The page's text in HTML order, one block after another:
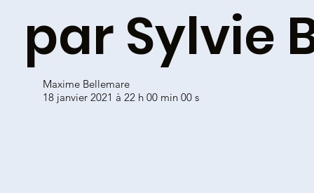
par Sylvie
Maxime Bellemare
18 janvier 2021 à 22 h 00 min 00 s